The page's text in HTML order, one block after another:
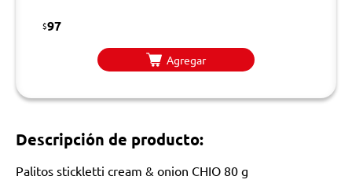
$97
Agregar
Descripción de producto:
Palitos stickletti cream & onion CHIO 80 g